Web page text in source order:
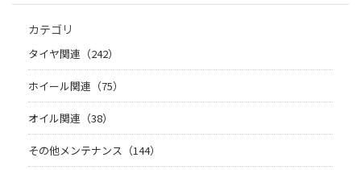
カテゴリ
タイヤ関連（242）
ホイール関連（75）
オイル関連（38）
その他メンテナンス（144）